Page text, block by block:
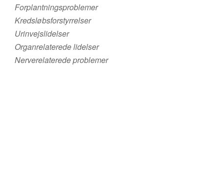
Forplantningsproblemer
Kredsløbsforstyrrelser
Urinvejslidelser
Organrelaterede lidelser
Nerverelaterede problemer